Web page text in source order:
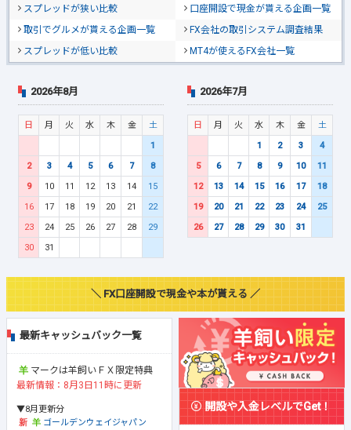
スプレッドが狭い比較
口座開設で現金が貰える企画一覧
取引でグルメが貰える企画一覧
FX会社の取引システム調査結果
スプレッドが低い比較
MT4が使えるFX会社一覧
2026年8月
日 月 火 水 木 金
土
1
2
3 4 5 6 7
8
9
10 11 12 13 14
15
16
17 18 19 20 21
22
23
24 25 26 27 28
29
30
31
2026年7月
日 月 火 水 木 金
土
1
2 3
4
5
6 7 8 9 10
11
12
13 14 15 16 17
18
19
20 21 22 23 24
25
26
27 28 29 30 31
＼ FX口座開設で現金や本が貰える ／
最新キャッシュバック一覧
マークは羊飼いＦＸ限定特典
最新情報：8月3日11時に更新
▼8月更新分
ゴールデンウェイジャパン
開設や入金レベルでGet！